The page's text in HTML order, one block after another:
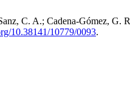
C. A.; Cadena-Gómez,
10.38141/10779/0093.